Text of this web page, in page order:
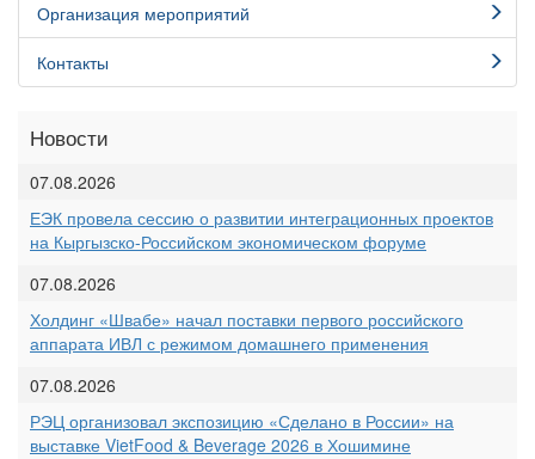
Организация мероприятий
Контакты
Новости
07.08.2026
ЕЭК провела сессию о развитии интеграционных проектов
на Кыргызско-Российском экономическом форуме
07.08.2026
Холдинг «Швабе» начал поставки первого российского
аппарата ИВЛ с режимом домашнего применения
07.08.2026
РЭЦ организовал экспозицию «Сделано в России» на
выставке VietFood & Beverage 2026 в Хошимине